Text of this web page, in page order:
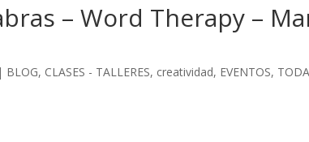
– Word Therapy –
| BLOG, CLASES - TALLERES, creatividad, EVENTOS,